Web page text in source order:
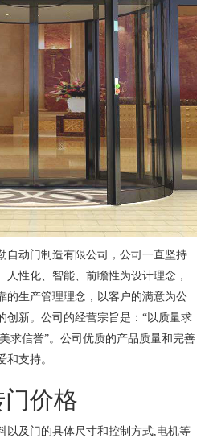
自动门制造有限公司，公司一直坚持
性化、智能、前瞻性为设计理念，
的生产管理理念，以客户的满意为公
创新。公司的经营宗旨是：“以质量求
求信誉”。公司优质的产品质量和完善
和支持。
价格
以及门的具体尺寸和控制方式,电机等